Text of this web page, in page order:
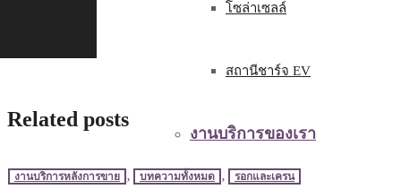
โซล่าเซลล์
สถานีชาร์จ EV
งานบริการของเรา
Related posts
งานบริการหลังการขาย , บทความทั้งหมด , รอกและเครน